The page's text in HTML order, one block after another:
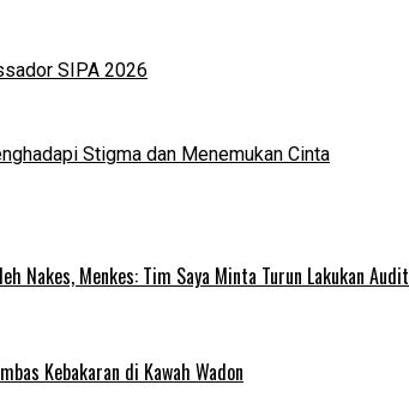
SIPA 2026
Stigma dan Menemukan Cinta
Nakes, Menkes: Tim Saya Minta Turun Lakukan Audit
Kebakaran di Kawah Wadon